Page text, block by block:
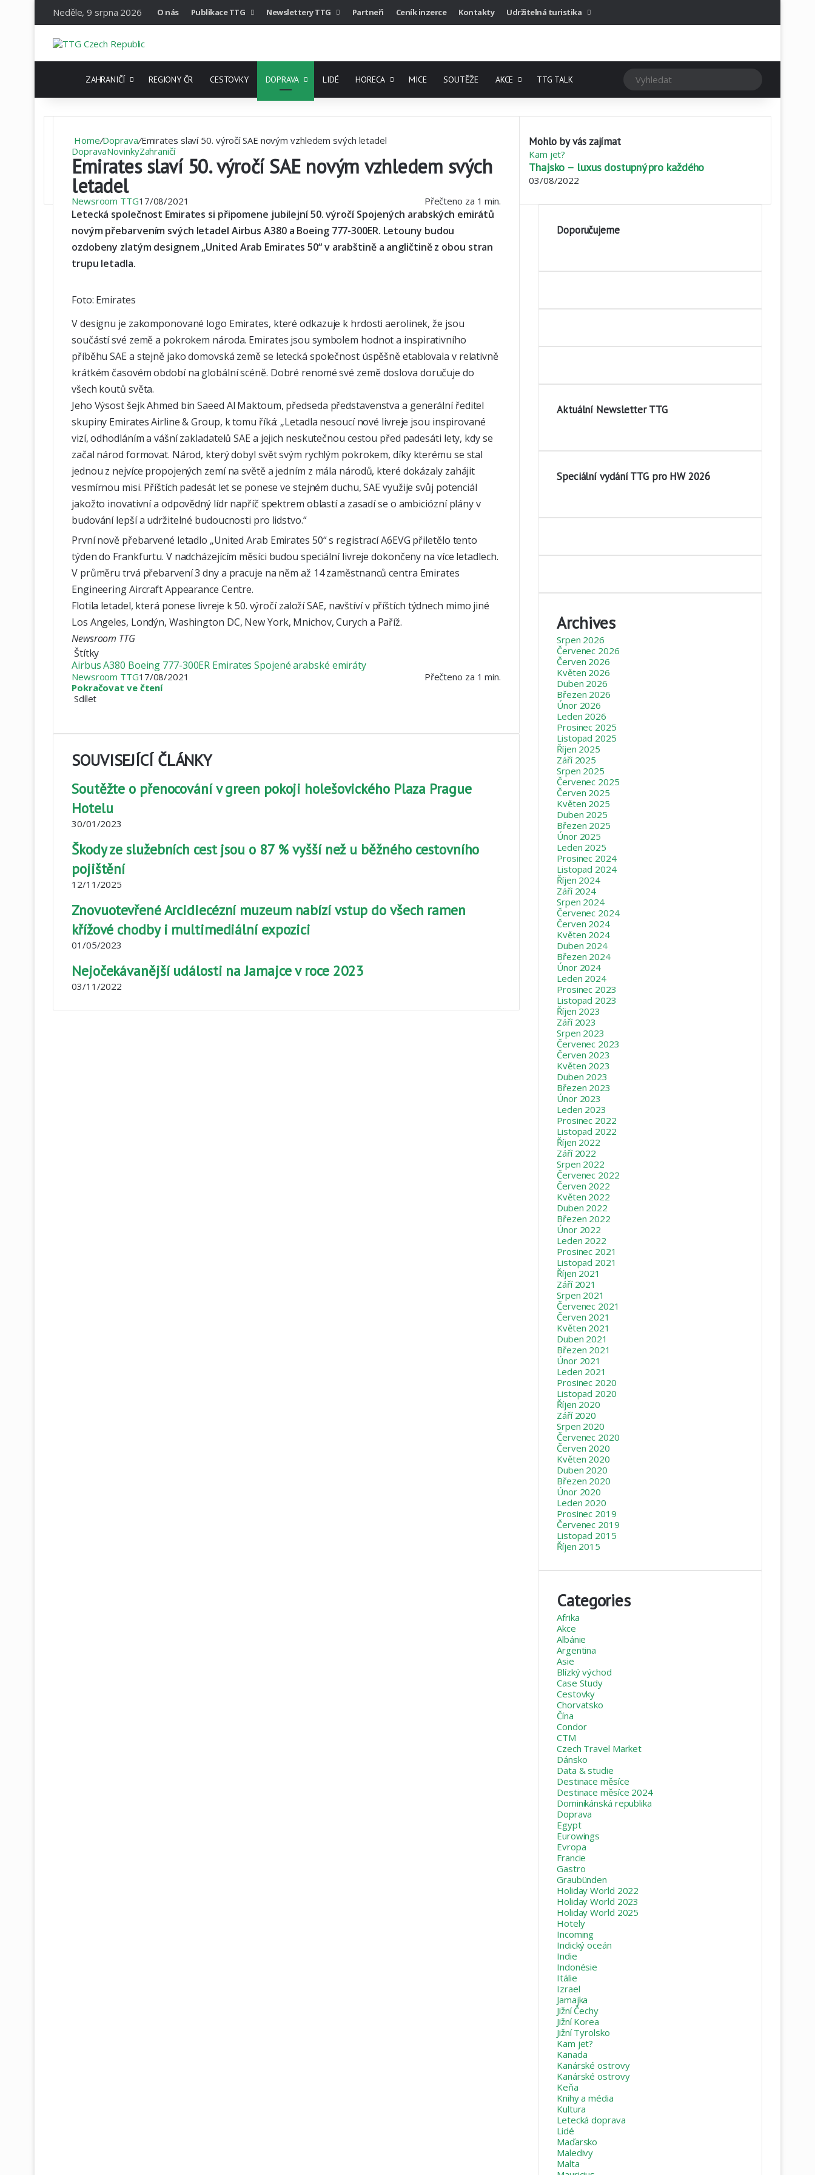
Neděle, 9 srpna 2026 O nás Publikace TTG Newslettery TTG Partneři Ceník inzerce Kontakty Udržitelná turistika
DOMOVSKÁ STRÁNKA
ZAHRANIČÍ REGIONY ČR CESTOVKY DOPRAVA LIDÉ HORECA MICE SOUTĚŽE AKCE TTG TALK
Home/Doprava/Emirates slaví 50. výročí SAE novým vzhledem svých letadel
DopravaNovinkyZahraničí
Emirates slaví 50. výročí SAE novým vzhledem svých
letadel
Newsroom TTG17/08/2021 Přečteno za 1 min.
Letecká společnost Emirates si připomene jubilejní 50. výročí Spojených arabských emirátů
novým přebarvením svých letadel Airbus A380 a Boeing 777-300ER. Letouny budou
ozdobeny zlatým designem „United Arab Emirates 50“ v arabštině a angličtině z obou stran
trupu letadla.
Foto: Emirates
V designu je zakomponované logo Emirates, které odkazuje k hrdosti aerolinek, že jsou
součástí své země a pokrokem národa. Emirates jsou symbolem hodnot a inspirativního
příběhu SAE a stejně jako domovská země se letecká společnost úspěšně etablovala v relativně
krátkém časovém období na globální scéně. Dobré renomé své země doslova doručuje do
všech koutů světa.
Jeho Výsost šejk Ahmed bin Saeed Al Maktoum, předseda představenstva a generální ředitel
skupiny Emirates Airline & Group, k tomu říká: „Letadla nesoucí nové livreje jsou inspirované
vizí, odhodláním a vášní zakladatelů SAE a jejich neskutečnou cestou před padesáti lety, kdy se
začal národ formovat. Národ, který dobyl svět svým rychlým pokrokem, díky kterému se stal
jednou z nejvíce propojených zemí na světě a jedním z mála národů, které dokázaly zahájit
vesmírnou misi. Příštích padesát let se ponese ve stejném duchu, SAE využije svůj potenciál
jakožto inovativní a odpovědný lídr napříč spektrem oblastí a zasadí se o ambiciózní plány v
budování lepší a udržitelné budoucnosti pro lidstvo.“
První nově přebarvené letadlo „United Arab Emirates 50“ s registrací A6EVG přiletělo tento
týden do Frankfurtu. V nadcházejícím měsíci budou speciální livreje dokončeny na více letadlech.
V průměru trvá přebarvení 3 dny a pracuje na něm až 14 zaměstnanců centra Emirates
Engineering Aircraft Appearance Centre.
Flotila letadel, která ponese livreje k 50. výročí založí SAE, navštíví v příštích týdnech mimo jiné
Los Angeles, Londýn, Washington DC, New York, Mnichov, Curych a Paříž.
Newsroom TTG
Štítky
Airbus A380 Boeing 777-300ER Emirates Spojené arabské emiráty
Newsroom TTG17/08/2021
Přečteno za 1 min.
Pokračovat ve čtení
Sdílet
SOUVISEJÍCÍ ČLÁNKY
Soutěžte o přenocování v green pokoji holešovického Plaza Prague
Hotelu
30/01/2023
Škody ze služebních cest jsou o 87 % vyšší než u běžného cestovního
pojištění
12/11/2025
Znovuotevřené Arcidiecézní muzeum nabízí vstup do všech ramen
křížové chodby i multimediální expozici
01/05/2023
Nejočekávanější události na Jamajce v roce 2023
03/11/2022
Mohlo by vás zajímat
Close
Kam jet?
Thajsko – luxus dostupný pro každého
03/08/2022
Doporučujeme
Aktuální Newsletter TTG
Speciální vydání TTG pro HW 2026
Archives
Srpen 2026
Červenec 2026
Červen 2026
Květen 2026
Duben 2026
Březen 2026
Únor 2026
Leden 2026
Prosinec 2025
Listopad 2025
Říjen 2025
Září 2025
Srpen 2025
Červenec 2025
Červen 2025
Květen 2025
Duben 2025
Březen 2025
Únor 2025
Leden 2025
Prosinec 2024
Listopad 2024
Říjen 2024
Září 2024
Srpen 2024
Červenec 2024
Červen 2024
Květen 2024
Duben 2024
Březen 2024
Únor 2024
Leden 2024
Prosinec 2023
Listopad 2023
Říjen 2023
Září 2023
Srpen 2023
Červenec 2023
Červen 2023
Květen 2023
Duben 2023
Březen 2023
Únor 2023
Leden 2023
Prosinec 2022
Listopad 2022
Říjen 2022
Září 2022
Srpen 2022
Červenec 2022
Červen 2022
Květen 2022
Duben 2022
Březen 2022
Únor 2022
Leden 2022
Prosinec 2021
Listopad 2021
Říjen 2021
Září 2021
Srpen 2021
Červenec 2021
Červen 2021
Květen 2021
Duben 2021
Březen 2021
Únor 2021
Leden 2021
Prosinec 2020
Listopad 2020
Říjen 2020
Září 2020
Srpen 2020
Červenec 2020
Červen 2020
Květen 2020
Duben 2020
Březen 2020
Únor 2020
Leden 2020
Prosinec 2019
Červenec 2019
Listopad 2015
Říjen 2015
Categories
Afrika
Akce
Albánie
Argentina
Asie
Blízký východ
Case Study
Cestovky
Chorvatsko
Čína
Condor
CTM
Czech Travel Market
Dánsko
Data & studie
Destinace měsíce
Destinace měsíce 2024
Dominikánská republika
Doprava
Egypt
Eurowings
Evropa
Francie
Gastro
Graubünden
Holiday World 2022
Holiday World 2023
Holiday World 2025
Hotely
Incoming
Indický oceán
Indie
Indonésie
Itálie
Izrael
Jamajka
Jižní Čechy
Jižní Korea
Jižní Tyrolsko
Kam jet?
Kanada
Kanárské ostrovy
Kanárské ostrovy
Keňa
Knihy a média
Kultura
Letecká doprava
Lidé
Maďarsko
Maledivy
Malta